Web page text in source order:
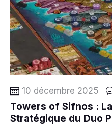
10 décembre 2025
Towers of Sifnos :
Stratégique du Duo